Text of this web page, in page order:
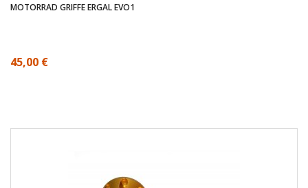
MOTORRAD GRIFFE ERGAL EVO1
45,00 €